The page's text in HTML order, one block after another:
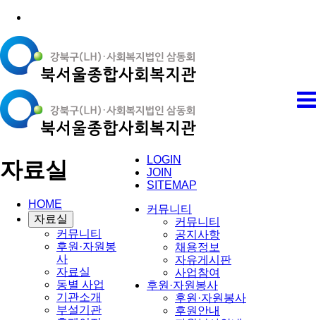
LOGIN
JOIN
SITEMAP
커뮤니티
커뮤니티
공지사항
채용정보
자유게시판
사업참여
후원·자원봉사
후원·자원봉사
후원안내
자료실
HOME
자료실
커뮤니티
후원·자원봉
사
자료실
동별 사업
기관소개
부설기관